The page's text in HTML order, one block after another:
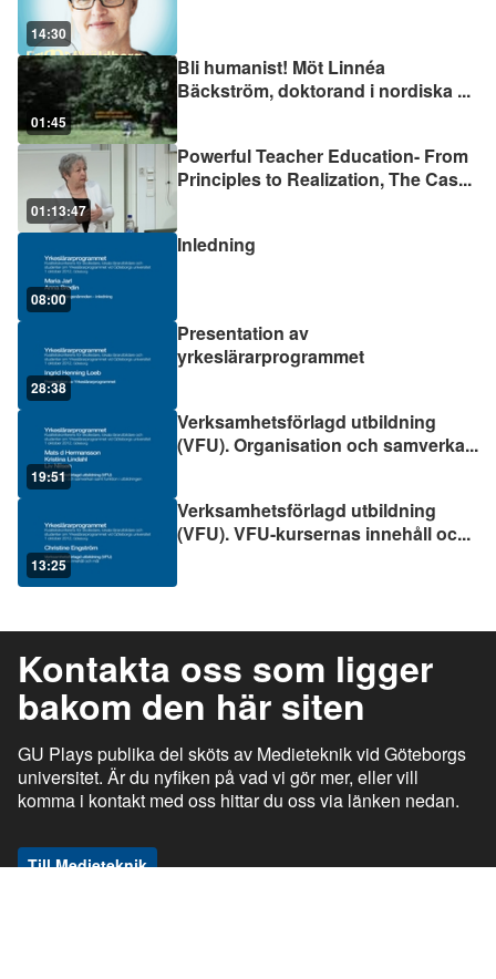
14:30
01:45
Bli humanist! Möt Linnéa
Bäckström, doktorand i nordiska ...
01:13:47
Powerful Teacher Education- From
Principles to Realization, The Cas...
08:00
Inledning
28:38
Presentation av
yrkeslärarprogrammet
19:51
Verksamhetsförlagd utbildning
(VFU). Organisation och samverka...
13:25
Verksamhetsförlagd utbildning
(VFU). VFU-kursernas innehåll oc...
Kontakta oss som ligger
bakom den här siten
GU Plays publika del sköts av Medieteknik vid Göteborgs
universitet. Är du nyfiken på vad vi gör mer, eller vill
komma i kontakt med oss hittar du oss via länken nedan.
Till Medieteknik